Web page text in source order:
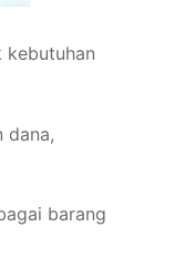
kebutuhan
dana,
barang